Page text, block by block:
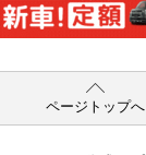
ページトップへ